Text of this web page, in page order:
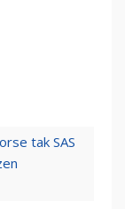
tak SAS